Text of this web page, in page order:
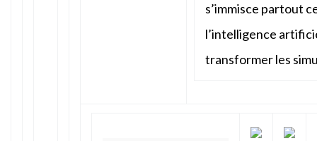
s’immisce partout
l’intelligence
transformer les